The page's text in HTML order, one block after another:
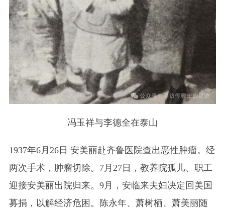
冯玉祥与李德全在泰山
1937年6月26日 安美丽赴齐鲁医院查出恶性肿瘤。经
两次手术，肿瘤切除。7月27日，教养院孤儿、职工
迎接安美丽出院归来。9月，安临来夫妇决定回美国
募捐，以解经济危困。陈永年、萧树栖、萧美丽随